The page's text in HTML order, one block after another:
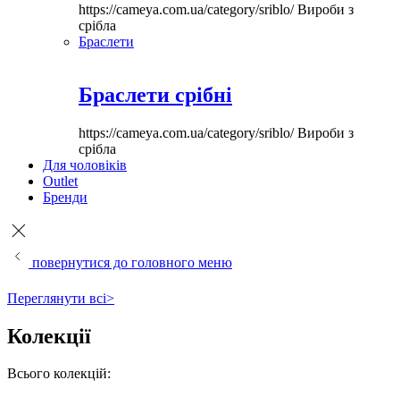
https://cameya.com.ua/category/sriblo/Вироби з
срібла
Браслети
Браслети срібні
https://cameya.com.ua/category/sriblo/Вироби з
срібла
Для чоловіків
Outlet
Бренди
повернутися до головного меню
Переглянути всі>
Колекції
Всього колекцій: